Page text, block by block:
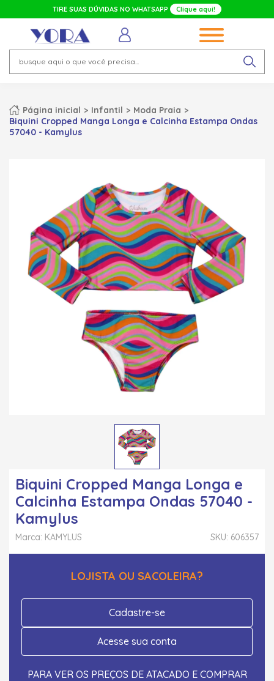
TIRE SUAS DÚVIDAS NO WHATSAPP Clique aqui!
Página inicial Infantil
Moda Praia
Biquini Cropped Manga Longa e Calcinha Estampa Ondas
57040 - Kamylus
Biquini Cropped Manga Longa e
Calcinha Estampa Ondas 57040 -
Kamylus
SKU: 606357
Marca: KAMYLUS
LOJISTA OU SACOLEIRA?
Cadastre-se
Acesse sua conta
PARA VER OS PREÇOS DE ATACADO E COMPRAR